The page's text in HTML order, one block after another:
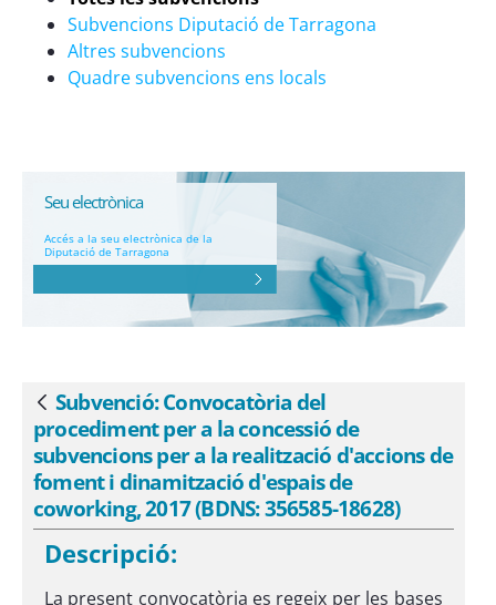
356585-18628) - eSAM
Subvencions Diputació de Tarragona
Altres subvencions
Quadre subvencions ens locals
Seu electrònica
Accés a la seu electrònica de la
Diputació de Tarragona
Vés enrere
Subvenció: Convocatòria del
procediment per a la concessió de
subvencions per a la realització d'accions de
foment i dinamització d'espais de
coworking, 2017 (BDNS: 356585-18628)
Descripció:
La present convocatòria es regeix per les bases